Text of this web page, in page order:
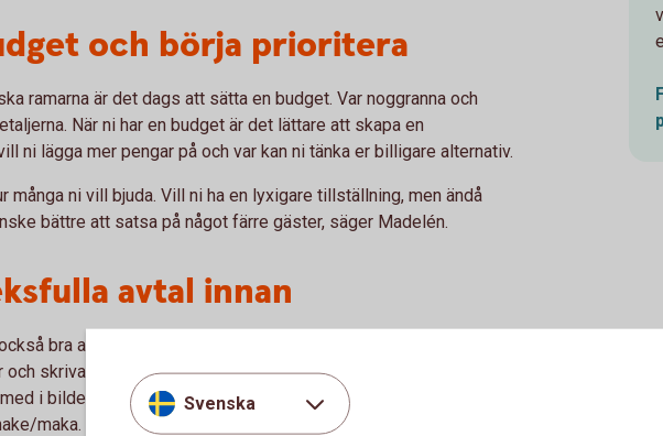
och börja prioritera
ramarna är det dags att sätta en budget. Var noggranna och
När ni har en budget är det lättare att skapa en
ni lägga mer pengar på och var kan ni tänka er billigare alternativ.
många ni vill bjuda. Vill ni ha en lyxigare tillställning, men ändå
bättre att satsa på något färre gäster, säger Madelén.
avtal innan
bra att kontakta juridiska rådgivare, för att gå igenom
skriva eventuella avtal som behövs. Särskilt viktigt är det om
i bilden eftersom det, om inget annat skrivs, är de som ärver
maka.
Svenska